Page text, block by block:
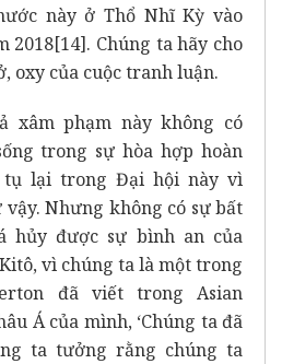
này ở Thổ Nhĩ Kỳ vào
2018[14]. Chúng ta hãy cho
oxy của cuộc tranh luận.
xâm phạm này không có
trong sự hòa hợp hoàn
tụ lại trong Đại hội này vì
Nhưng không có sự bất
hủy được sự bình an của
vì chúng ta là một trong
đã viết trong Asian
Á của mình, ‘Chúng ta đã
ta tưởng rằng chúng ta